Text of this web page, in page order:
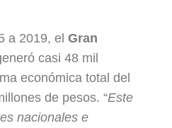
a 2019, el Gran
casi 48 mil
económica total del
de pesos. “Este
nacionales e